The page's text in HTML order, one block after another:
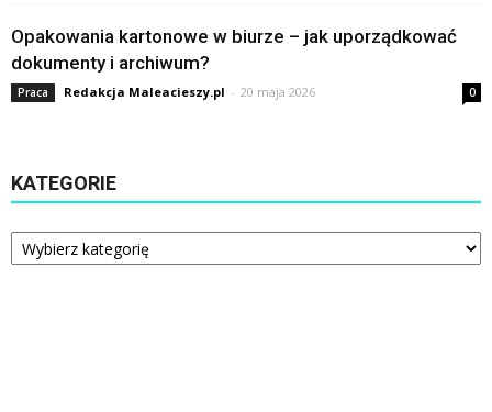
Opakowania kartonowe w biurze – jak uporządkować
dokumenty i archiwum?
Praca Redakcja Maleacieszy.pl - 20 maja 2026 0
KATEGORIE
Kategorie